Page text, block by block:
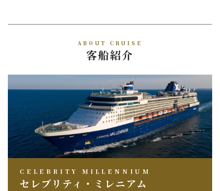
ABOUT CRUISE
客船紹介
CELEBRITY MILLENNIUM
セレブリティ・ミレニアム